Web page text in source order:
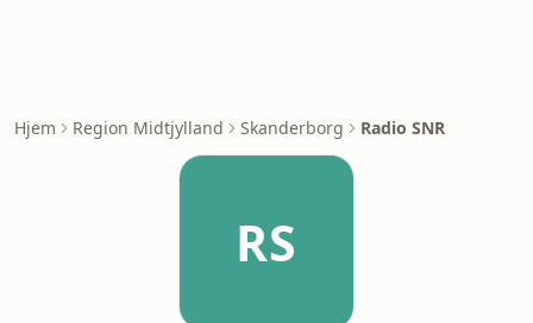
Hjem Region Midtjylland Skanderborg Radio SNR
RS